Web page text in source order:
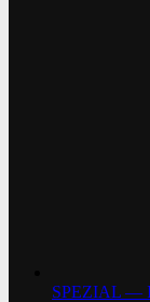
SPEZIAL —